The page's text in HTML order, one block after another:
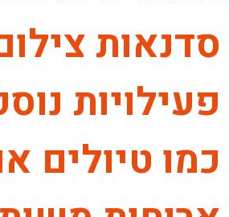
סדנאות
פעילויות
כמו טיולים